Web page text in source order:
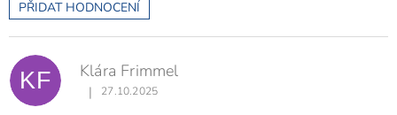
PŘIDAT HODNOCENÍ
V
ý
p
i
s KF Klára Frimmel
Hodnocení produktu je 5 z 5 hvězdiček.
| 27.10.2025